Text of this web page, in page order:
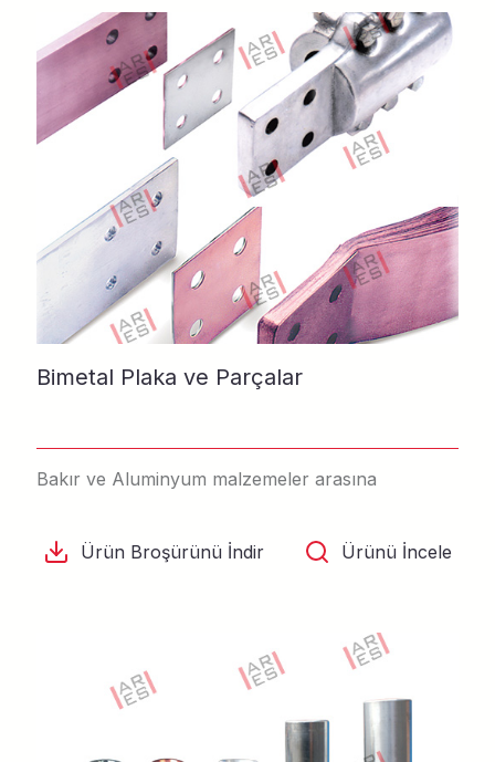
Bimetal Plaka ve Parçalar
Bakır ve Aluminyum malzemeler arasına
Ürün Broşürünü İndir Ürünü İncele